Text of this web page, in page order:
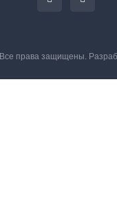
права защищены.